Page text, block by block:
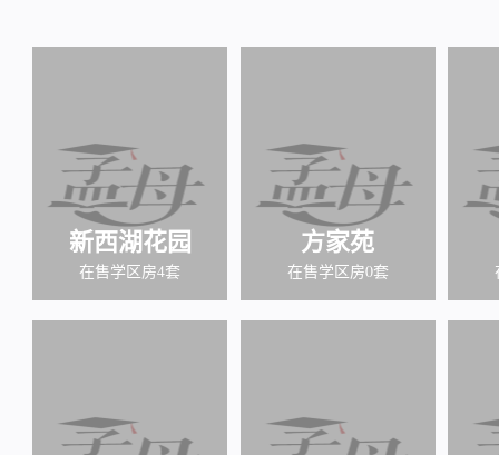
新西湖花园
在售学区房4套
方家苑
在售学区房0套